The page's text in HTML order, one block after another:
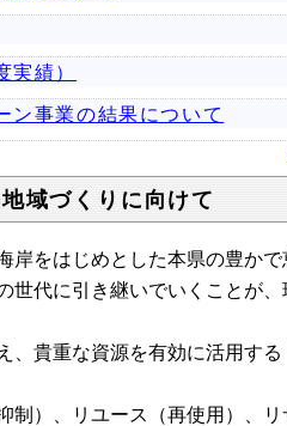
実績）
ン事業の結果について
域づくりに向けて
をはじめとした本県の豊かで
世代に引き継いでいくことが
貴重な資源を有効に活用する
）、リユース（再使用）、リ